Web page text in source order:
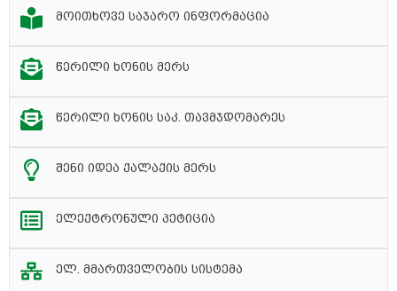
მოითხოვე საჯარო ინფორმაცია
წერილი ხონის მერს
წერილი ხონის საკ. თავმჯდომარეს
შენი იდეა ქალაქის მერს
ელექტრონული პეტიცია
ელ. მმართველობის სისტემა